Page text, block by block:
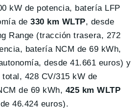
kW de potencia, batería LFP
de330 km WLTP, desde
Range (tracción trasera, 272
batería NCM de 69 kWh,
desde 41.661 euros) y
428 CV/315 kW de
de 69 kWh, 425 km WLTP
46.424 euros).